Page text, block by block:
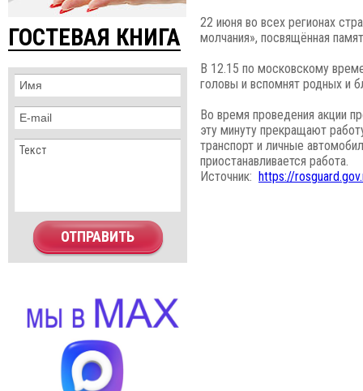
ГОСТЕВАЯ КНИГА
ОТПРАВИТЬ
22 июня во всех регионах
молчания», посвящённая
В 12.15 по московскому
головы и вспомнят родных и
Во время проведения акции
эту минуту прекращают
транспорт и личные
приостанавливается работа.
Источник: https://